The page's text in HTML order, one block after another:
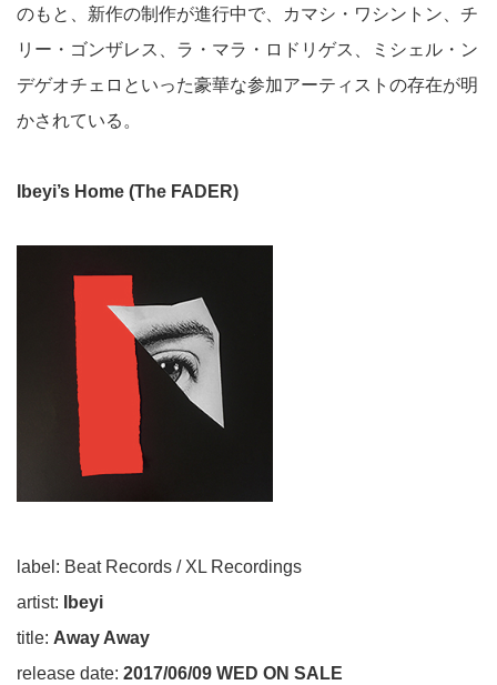
のもと、新作の制作が進行中で、カマシ・ワシントン、チ
リー・ゴンザレス、ラ・マラ・ロドリゲス、ミシェル・ン
デゲオチェロといった豪華な参加アーティストの存在が明
かされている。
Ibeyi’s Home (The FADER)
label: Beat Records / XL Recordings
artist:
Ibeyi
title: Away Away
release date: 2017/06/09 WED ON SALE